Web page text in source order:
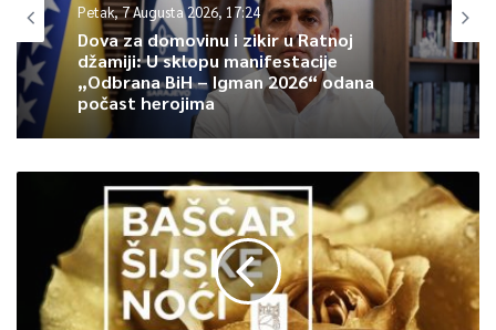
Petak, 7 Augusta 2026, 17:24
Dova za domovinu i zikir u Ratnoj
džamiji: U sklopu manifestacije
„Odbrana BiH – Igman 2026“ odana
počast herojima